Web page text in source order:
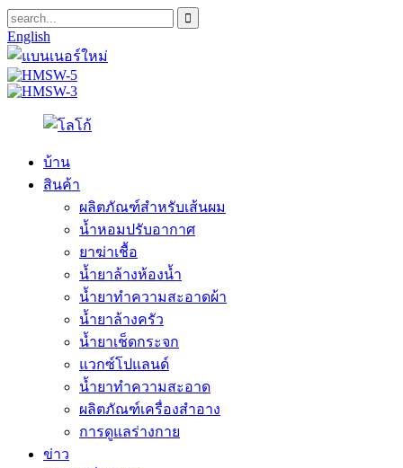
English
บ้าน
สินค้า
ผลิตภัณฑ์สำหรับเส้นผม
น้ำหอมปรับอากาศ
ยาฆ่าเชื้อ
น้ำยาล้างห้องน้ำ
น้ำยาทำความสะอาดผ้า
น้ำยาล้างครัว
น้ำยาเช็ดกระจก
แวกซ์โปแลนด์
น้ำยาทำความสะอาด
ผลิตภัณฑ์เครื่องสำอาง
การดูแลร่างกาย
ข่าว